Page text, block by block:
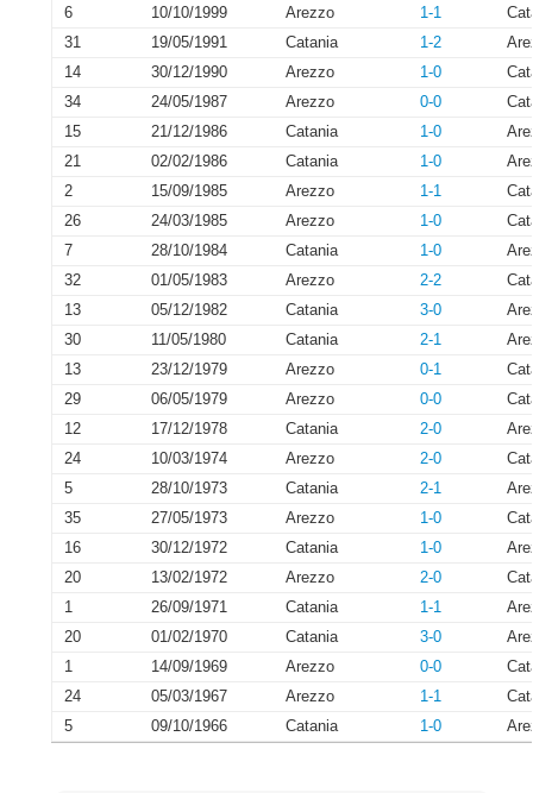
6
10/10/1999 Arezzo 1-1
31
19/05/1991 Catania 1-2
14
30/12/1990 Arezzo 1-0
34
24/05/1987 Arezzo 0-0
15
21/12/1986 Catania 1-0
21
02/02/1986 Catania 1-0
2
15/09/1985 Arezzo 1-1
26
24/03/1985 Arezzo 1-0
7
28/10/1984 Catania 1-0
32
01/05/1983 Arezzo 2-2
13
05/12/1982 Catania 3-0
30
11/05/1980 Catania 2-1
13
23/12/1979 Arezzo 0-1
29
06/05/1979 Arezzo 0-0
12
17/12/1978 Catania 2-0
24
10/03/1974 Arezzo 2-0
5
28/10/1973 Catania 2-1
35
27/05/1973 Arezzo 1-0
16
30/12/1972 Catania 1-0
20
13/02/1972 Arezzo 2-0
1
26/09/1971 Catania 1-1
20
01/02/1970 Catania 3-0
1
14/09/1969 Arezzo 0-0
24
05/03/1967 Arezzo 1-1
5
09/10/1966 Catania 1-0